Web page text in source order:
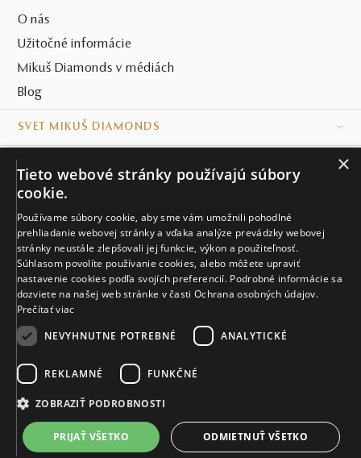
2 690 €
Viac ako 30 dní
DO KOŠÍKA
O nás
Užitočné informácie
Mikuš Diamonds v médiách
Blog
SVET MIKUŠ DIAMONDS
KONTAKT
Naše klenotníctva
Sídlo spoločnosti
© MIKUŠ DIAMONDS, A.S. 2026. VŠETKY PRÁVA VYHRADENÉ.
×
Tieto webové stránky používajú súbory
cookie.
Používame súbory cookie, aby sme vám umožnili pohodlné
prehliadanie webovej stránky a vďaka analýze prevádzky webovej
stránky neustále zlepšovali jej funkcie, výkon a použiteľnosť.
Súhlasom povolíte používanie cookies, alebo môžete upraviť
nastavenie cookies podľa svojích preferencií. Podrobné informácie sa
dozviete na našej web stránke v časti Ochrana osobných údajov.
Prečítať viac
NEVYHNUTNE POTREBNÉ
ANALYTICKÉ
REKLAMNÉ FUNKČNÉ
ZOBRAZIŤ PODROBNOSTI
PRIJAŤ VŠETKO ODMIETNUŤ VŠETKO